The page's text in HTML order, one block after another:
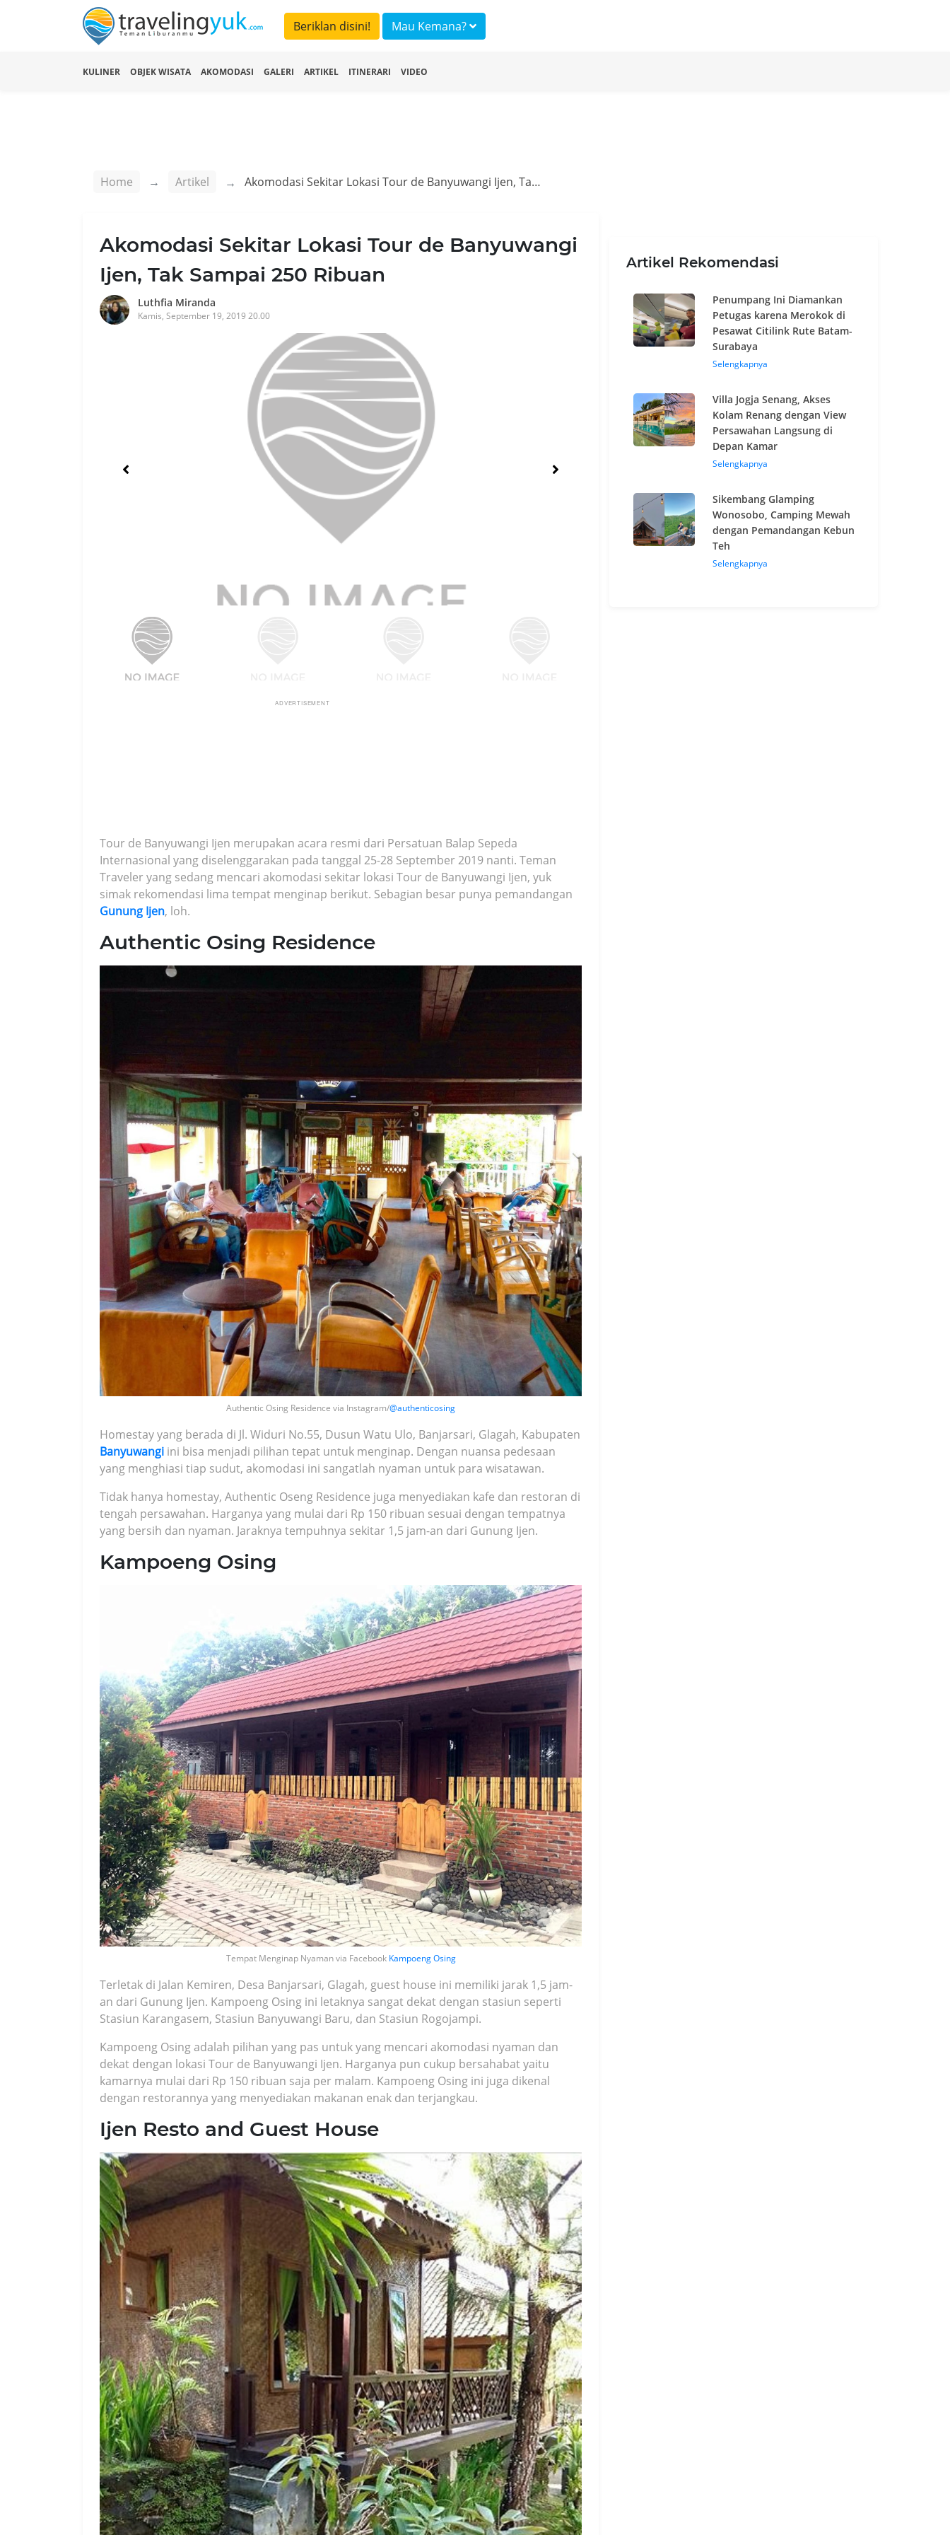
Beriklan disini! Mau Kemana?
KULINER OBJEK WISATA AKOMODASI GALERI ARTIKEL ITINERARI VIDEO
Home Artikel Akomodasi Sekitar Lokasi Tour de Banyuwangi Ijen, Tak Sampai 250 Ribuan
Akomodasi Sekitar Lokasi Tour de Banyuwangi
Ijen, Tak Sampai 250 Ribuan
Luthfia Miranda
Kamis, September 19, 2019 20.00
ADVERTISEMENT
Tour de Banyuwangi Ijen merupakan acara resmi dari Persatuan Balap Sepeda
Internasional yang diselenggarakan pada tanggal 25-28 September 2019 nanti. Teman
Traveler yang sedang mencari akomodasi sekitar lokasi Tour de Banyuwangi Ijen, yuk
simak rekomendasi lima tempat menginap berikut. Sebagian besar punya pemandangan
Gunung Ijen, loh.
Authentic Osing Residence
Authentic Osing Residence via Instagram/@authenticosing
Homestay yang berada di Jl. Widuri No.55, Dusun Watu Ulo, Banjarsari, Glagah, Kabupaten
Banyuwangi ini bisa menjadi pilihan tepat untuk menginap. Dengan nuansa pedesaan
yang menghiasi tiap sudut, akomodasi ini sangatlah nyaman untuk para wisatawan.
Tidak hanya homestay, Authentic Oseng Residence juga menyediakan kafe dan restoran di
tengah persawahan. Harganya yang mulai dari Rp 150 ribuan sesuai dengan tempatnya
yang bersih dan nyaman. Jaraknya tempuhnya sekitar 1,5 jam-an dari Gunung Ijen.
Kampoeng Osing
Tempat Menginap Nyaman via Facebook Kampoeng Osing
Terletak di Jalan Kemiren, Desa Banjarsari, Glagah, guest house ini memiliki jarak 1,5 jam-
an dari Gunung Ijen. Kampoeng Osing ini letaknya sangat dekat dengan stasiun seperti
Stasiun Karangasem, Stasiun Banyuwangi Baru, dan Stasiun Rogojampi.
Kampoeng Osing adalah pilihan yang pas untuk yang mencari akomodasi nyaman dan
dekat dengan lokasi Tour de Banyuwangi Ijen. Harganya pun cukup bersahabat yaitu
kamarnya mulai dari Rp 150 ribuan saja per malam. Kampoeng Osing ini juga dikenal
dengan restorannya yang menyediakan makanan enak dan terjangkau.
Ijen Resto and Guest House
Artikel Rekomendasi
Penumpang Ini Diamankan
Petugas karena Merokok di
Pesawat Citilink Rute Batam-
Surabaya
Selengkapnya
Villa Jogja Senang, Akses
Kolam Renang dengan View
Persawahan Langsung di
Depan Kamar
Selengkapnya
Sikembang Glamping
Wonosobo, Camping Mewah
dengan Pemandangan Kebun
Teh
Selengkapnya